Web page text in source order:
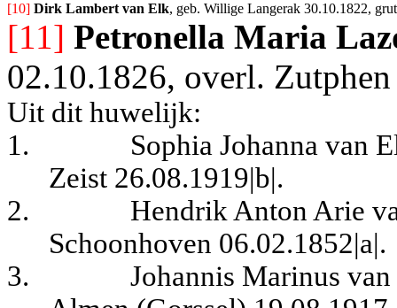
[10] Dirk Lambert van Elk, geb. Willige Langerak 30.10.1822,
[11] Petronella Maria
02.10.1826, overl.
Uit dit huwelijk:
1.
Sophia Johanna van
Zeist 26.08.1919|b|.
2.
Hendrik Anton Arie
Schoonhoven 06.02.1852|a|.
3.
Johannis Marinus